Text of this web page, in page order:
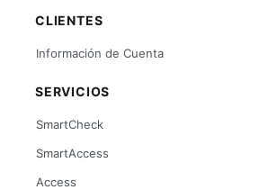
CLIENTES
Información de Cuenta
SERVICIOS
SmartCheck
SmartAccess
Access